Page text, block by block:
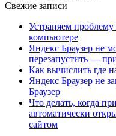
Свежие записи
Устраняем
компьютере
Яндекс Браузер не
перезапустить —
Как вычислить где
Яндекс Браузер не
Браузер
Что делать, когда
автоматически
сайтом